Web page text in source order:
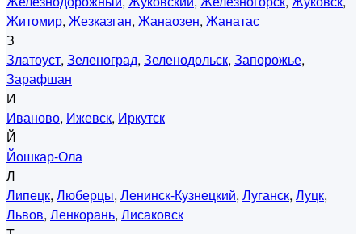
Житомир, Жезказган, Жанаозен, Жанатас
З
Златоуст, Зеленоград, Зеленодольск, Запорожье,
Зарафшан
И
Иваново, Ижевск, Иркутск
Й
Йошкар-Ола
Л
Липецк, Люберцы, Ленинск-Кузнецкий, Луганск, Луцк,
Львов, Ленкорань, Лисаковск